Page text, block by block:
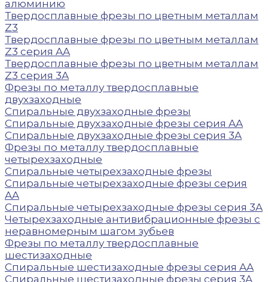
алюминию
Твердосплавные фрезы по цветным металлам
Z3
Твердосплавные фрезы по цветным металлам
Z3 серия AA
Твердосплавные фрезы по цветным металлам
Z3 серия 3A
Фрезы по металлу твердосплавные
двухзаходные
Спиральные двухзаходные фрезы
Спиральные двухзаходные фрезы серия AA
Спиральные двухзаходные фрезы серия 3A
Фрезы по металлу твердосплавные
четырехзаходные
Спиральные четырехзаходные фрезы
Спиральные четырехзаходные фрезы серия
AA
Спиральные четырехзаходные фрезы серия 3A
Четырехзаходные антивибрационные фрезы с
неравномерным шагом зубьев
Фрезы по металлу твердосплавные
шестизаходные
Спиральные шестизаходные фрезы серия AA
Спиральные шестизаходные фрезы серия 3A